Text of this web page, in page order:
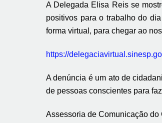
A Delegada Elisa Reis se
positivos para o trabalho do
forma virtual, para chegar ao
https://
A denúncia é um ato de
de pessoas conscientes para
Assessoria de Comunicação do